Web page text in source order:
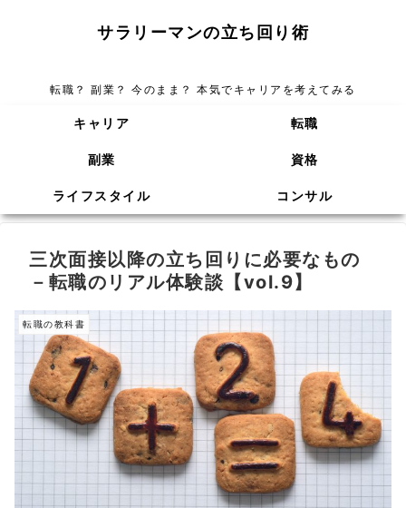
サラリーマンの立ち回り術
転職？ 副業？ 今のまま？ 本気でキャリアを考えてみる
キャリア 転職
副業 資格
ライフスタイル コンサル
三次面接以降の立ち回りに必要なもの
－転職のリアル体験談【vol.9】
転職の教科書